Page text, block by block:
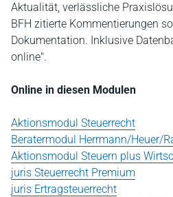
Aktualität, verlässliche
BFH zitierte Kommentierungen
Dokumentation. Inklusive
online".
Online in diesen Modulen
Aktionsmodul Steuerrecht
Beratermodul Herrmann/Heuer/
Aktionsmodul Steuern plus
juris Steuerrecht Premium
juris Ertragsteuerrecht